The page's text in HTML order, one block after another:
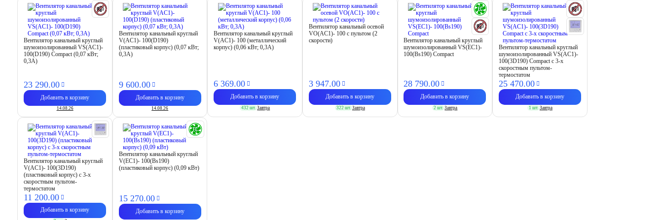
Вентилятор канальный круглый
шумоизолированный VS(AC1)-
100(D190) Compact (0,07 кВт;
0,3А)
23 290.00
Добавить в корзину
14.08.26
Вентилятор канальный круглый
V(AC1)- 100(D190)
(пластиковый корпус) (0,07 кВт;
0,3А)
9 600.00
Добавить в корзину
14.08.26
Вентилятор канальный круглый
V(AC1)- 100 (металлический
корпус) (0,06 кВт; 0,3А)
6 369.00
Добавить в корзину
432 шт. Завтра
Вентилятор канальный осевой
VO(AC1)- 100 с пультом (2
скорости)
3 947.00
Добавить в корзину
322 шт. Завтра
Вентилятор канальный круглый
шумоизолированный VS(EC1)-
100(Bs190) Compact
28 790.00
Добавить в корзину
2 шт. Завтра
Вентилятор канальный круглый
шумоизолированный VS(AC1)-
100(3D190) Compact с 3-х
скоростным пультом-
термостатом
25 470.00
Добавить в корзину
1 шт. Завтра
Вентилятор канальный круглый
V(AC1)- 100(3D190)
(пластиковый корпус) с 3-х
скоростным пультом-
термостатом
11 200.00
Добавить в корзину
Вентилятор канальный круглый
V(EC1)- 100(Bs190)
(пластиковый корпус) (0,09 кВт)
15 270.00
Добавить в корзину